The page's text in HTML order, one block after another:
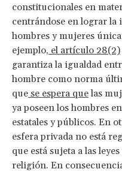
constitucionales en
centrándose en lograr la
hombres y mujeres
ejemplo, el artículo 28(2)
garantiza la igualdad
hombre como norma
que se espera quelas
ya poseen los hombres
estatales y públicos. En
esfera privada no está
que está sujeta a las
religión. En